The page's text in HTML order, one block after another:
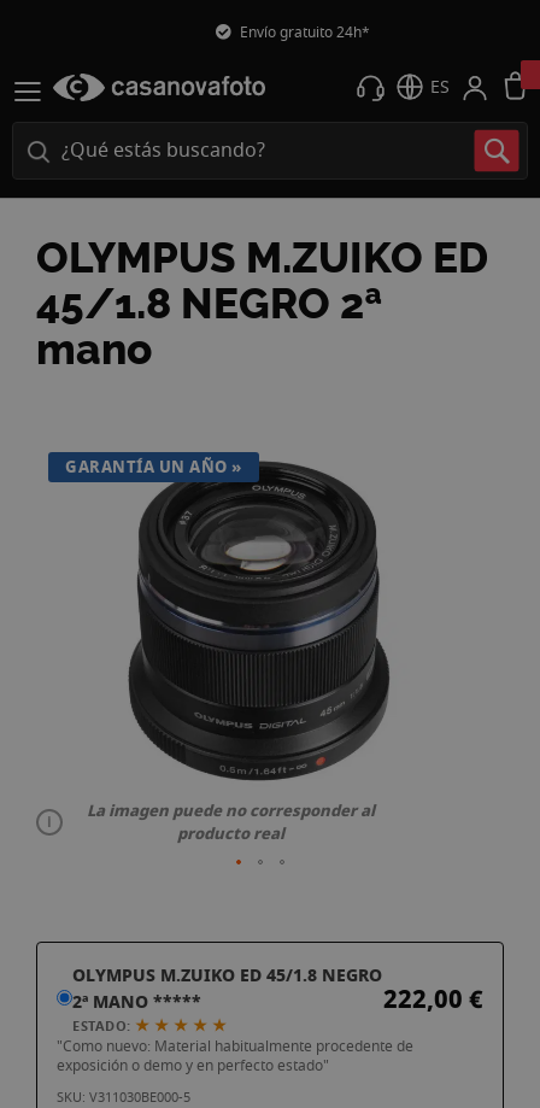
Envío gratuito 24h*
ES
OLYMPUS M.ZUIKO ED
45/1.8 NEGRO 2ª
mano
final
de
GARANTÍA UN AÑO
La imagen puede no corresponder al
producto real
Saltar
comienzo
galería
OLYMPUS M.ZUIKO ED 45/1.8 NEGRO
2ª MANO *****
ESTADO: ★ ★ ★ ★ ★
222,00 €
"Como nuevo: Material habitualmente procedente de
exposición o demo y en perfecto estado"
SKU: V311030BE000-5